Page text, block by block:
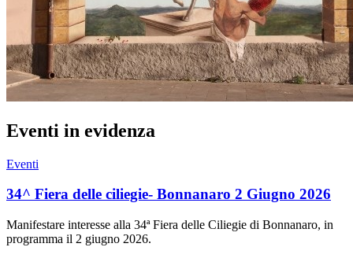
Eventi in evidenza
Eventi
34^ Fiera delle ciliegie- Bonnanaro 2 Giugno 2026
Manifestare interesse alla 34ª Fiera delle Ciliegie di Bonnanaro, in
programma il 2 giugno 2026.